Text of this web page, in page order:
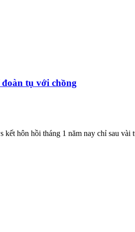
tụ với chồng
hôn hồi tháng 1 năm nay chỉ sau vài